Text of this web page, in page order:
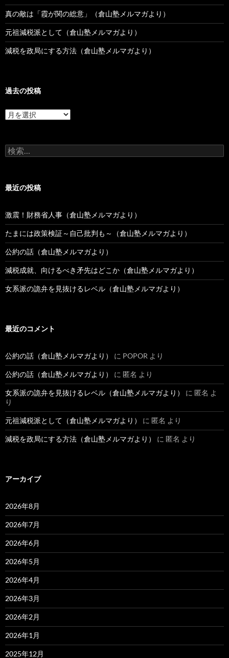
真の敵は「霞が関の総意」（倉山塾メルマガより）
元祖減税派として（倉山塾メルマガより）
減税を政局にする方法（倉山塾メルマガより）
過去の投稿
過
去
稿
検
索:
最近の投稿
激震！財務省人事（倉山塾メルマガより）
たまには政策検証～自己批判も～（倉山塾メルマガより）
公約の話（倉山塾メルマガより）
減税成就、向けるべき矛先はどこか（倉山塾メルマガより）
女系派の詭弁を見抜けるレベル（倉山塾メルマガより）
最近のコメント
公約の話（倉山塾メルマガより） に POPOR より
公約の話（倉山塾メルマガより） に 匿名 より
女系派の詭弁を見抜けるレベル（倉山塾メルマガより） に 匿名 よ
り
元祖減税派として（倉山塾メルマガより） に 匿名 より
減税を政局にする方法（倉山塾メルマガより） に 匿名 より
アーカイブ
2026年8月
2026年7月
2026年6月
2026年5月
2026年4月
2026年3月
2026年2月
2026年1月
2025年12月